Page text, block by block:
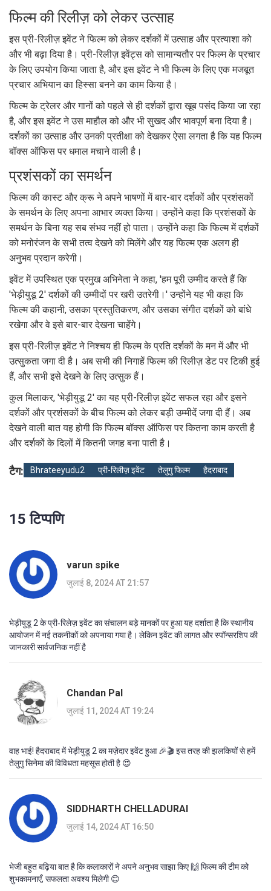
फिल्म की रिलीज़ को लेकर उत्साह
इस प्री-रिलीज़ इवेंट ने फिल्म को लेकर दर्शकों में उत्साह और प्रत्याशा को
और भी बढ़ा दिया है। प्री-रिलीज़ इवेंट्स को सामान्यतौर पर फिल्म के प्रचार
के लिए उपयोग किया जाता है, और इस इवेंट ने भी फिल्म के लिए एक मजबूत
प्रचार अभियान का हिस्सा बनने का काम किया है।
फिल्म के ट्रेलर और गानों को पहले से ही दर्शकों द्वारा खूब पसंद किया जा रहा
है, और इस इवेंट ने उस माहौल को और भी सुखद और भावपूर्ण बना दिया है।
दर्शकों का उत्साह और उनकी प्रतीक्षा को देखकर ऐसा लगता है कि यह फिल्म
बॉक्स ऑफिस पर धमाल मचाने वाली है।
प्रशंसकों का समर्थन
फिल्म की कास्ट और क्रू ने अपने भाषणों में बार-बार दर्शकों और प्रशंसकों
के समर्थन के लिए अपना आभार व्यक्त किया। उन्होंने कहा कि प्रशंसकों के
समर्थन के बिना यह सब संभव नहीं हो पाता। उन्होंने कहा कि फिल्म में दर्शकों
को मनोरंजन के सभी तत्व देखने को मिलेंगे और यह फिल्म एक अलग ही
अनुभव प्रदान करेगी।
इवेंट में उपस्थित एक प्रमुख अभिनेता ने कहा, 'हम पूरी उम्मीद करते हैं कि
'भेड़ीयुडू 2' दर्शकों की उम्मीदों पर खरी उतरेगी।' उन्होंने यह भी कहा कि
फिल्म की कहानी, उसका प्रस्तुतिकरण, और उसका संगीत दर्शकों को बांधे
रखेगा और वे इसे बार-बार देखना चाहेंगे।
इस प्री-रिलीज़ इवेंट ने निश्चय ही फिल्म के प्रति दर्शकों के मन में और भी
उत्सुकता जगा दी है। अब सभी की निगाहें फिल्म की रिलीज़ डेट पर टिकी हुई
हैं, और सभी इसे देखने के लिए उत्सुक हैं।
कुल मिलाकर, 'भेड़ीयुडू 2' का यह प्री-रिलीज़ इवेंट सफल रहा और इसने
दर्शकों और प्रशंसकों के बीच फिल्म को लेकर बड़ी उम्मीदें जगा दी हैं। अब
देखने वाली बात यह होगी कि फिल्म बॉक्स ऑफिस पर कितना काम करती है
और दर्शकों के दिलों में कितनी जगह बना पाती है।
टैग: Bhrateeyudu2 प्री-रिलीज़ इवेंट तेलुगु फिल्म हैदराबाद
15 टिप्पणि
varun spike
जुलाई 8, 2024 AT 21:57
भेड़ीयुडू 2 के प्री‑रिलेज़ इवेंट का संचालन बड़े मानकों पर हुआ यह दर्शाता है कि स्थानीय
आयोजन में नई तकनीकों को अपनाया गया है। लेकिन इवेंट की लागत और स्पॉन्सरशिप की
जानकारी सार्वजनिक नहीं है
Chandan Pal
जुलाई 11, 2024 AT 19:24
वाह भाई! हैदराबाद में भेड़ीयुडू 2 का मज़ेदार इवेंट हुआ 🎉🎬 इस तरह की झलकियों से हमें
तेलुगु सिनेमा की विविधता महसूस होती है 😍
SIDDHARTH CHELLADURAI
जुलाई 14, 2024 AT 16:50
भेजी बहुत बढ़िया बात है कि कलाकारों ने अपने अनुभव साझा किए 🙌 फिल्म की टीम को
शुभकामनाएँ, सफलता अवश्य मिलेगी 😊